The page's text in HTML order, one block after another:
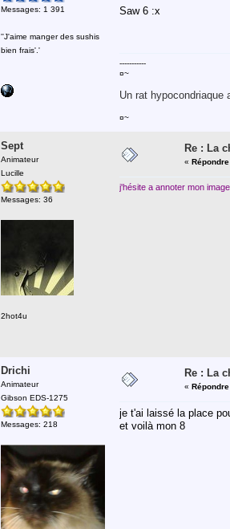
Messages: 1 391
''J'aime manger des sushis
bien frais'.'
Saw 6 :x
-----------
¤~
Un rat hypocondriaque
¤~
Sept
Animateur
Lucille
Messages: 36
2hot4u
Re : La
«
j'hésite a annoter mon
Drichi
Animateur
Gibson EDS-1275
Messages: 218
Re : La
«
je t'ai laissé la place
et voilà mon 8